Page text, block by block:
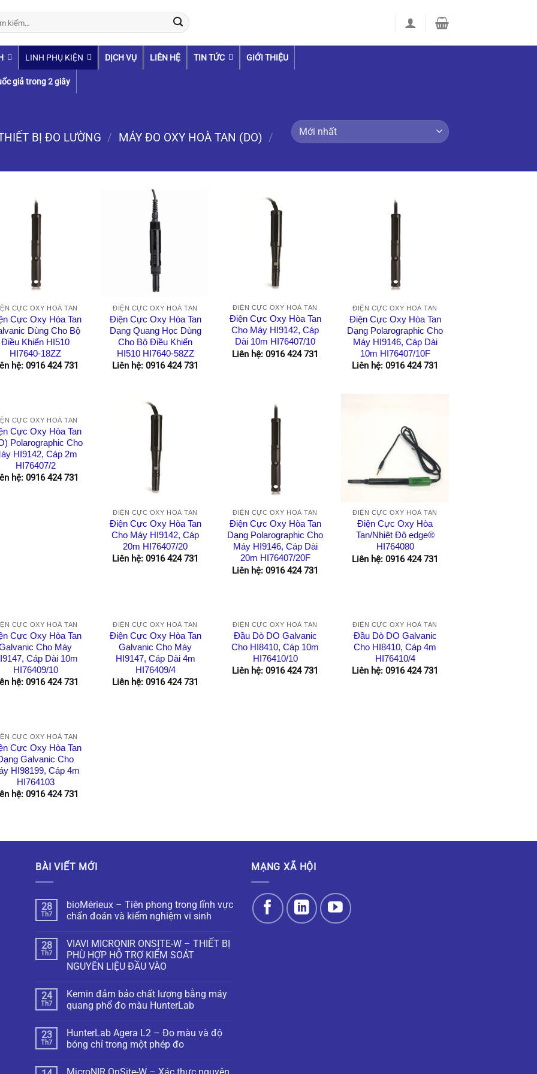
LINH PHỤ KIỆN DỊCH VỤ LIÊN HỆ TIN TỨC GIỚI THIỆU
giả trong 2 giây
BỊ ĐO LƯỜNG / MÁY ĐO OXY HOÀ TAN (DO) /
CỰC OXY HOÀ TAN
Cực Oxy Hòa Tan
Dùng Cho Bộ
Điều Khiển HI510
HI7640-18ZZ
hệ: 0916 424 731
ĐIỆN CỰC OXY HOÀ TAN
Điện Cực Oxy Hòa Tan
Dạng Quang Học Dùng
Cho Bộ Điều Khiển
HI510 HI7640-58ZZ
Liên hệ: 0916 424 731
ĐIỆN CỰC OXY HOÀ TAN
Điện Cực Oxy Hòa Tan
Cho Máy HI9142, Cáp
Dài 10m HI76407/10
Liên hệ: 0916 424 731
ĐIỆN CỰC OXY HOÀ TAN
Điện Cực Oxy Hòa Tan
Dạng Polarographic Cho
Máy HI9146, Cáp Dài
10m HI76407/10F
Liên hệ: 0916 424 731
CỰC OXY HOÀ TAN
Cực Oxy Hòa Tan
Polarographic Cho
HI9142, Cáp 2m
HI76407/2
hệ: 0916 424 731
ĐIỆN CỰC OXY HOÀ TAN
Điện Cực Oxy Hòa Tan
Cho Máy HI9142, Cáp
20m HI76407/20
Liên hệ: 0916 424 731
ĐIỆN CỰC OXY HOÀ TAN
Điện Cực Oxy Hòa Tan
Dạng Polarographic Cho
Máy HI9146, Cáp Dài
20m HI76407/20F
Liên hệ: 0916 424 731
ĐIỆN CỰC OXY HOÀ TAN
Điện Cực Oxy Hòa
Tan/Nhiệt Độ edge®
HI764080
Liên hệ: 0916 424 731
CỰC OXY HOÀ TAN
Cực Oxy Hòa Tan
Cho Máy
Cáp Dài 10m
HI76409/10
hệ: 0916 424 731
ĐIỆN CỰC OXY HOÀ TAN
Điện Cực Oxy Hòa Tan
Galvanic Cho Máy
HI9147, Cáp Dài 4m
HI76409/4
Liên hệ: 0916 424 731
ĐIỆN CỰC OXY HOÀ TAN
Đầu Dò DO Galvanic
Cho HI8410, Cáp 10m
HI76410/10
Liên hệ: 0916 424 731
ĐIỆN CỰC OXY HOÀ TAN
Đầu Dò DO Galvanic
Cho HI8410, Cáp 4m
HI76410/4
Liên hệ: 0916 424 731
CỰC OXY HOÀ TAN
Cực Oxy Hòa Tan
Galvanic Cho
HI98199, Cáp 4m
HI764103
hệ: 0916 424 731
BÀI VIẾT MỚI
28
Th7
bioMérieux – Tiên phong trong lĩnh vực
chẩn đoán và kiểm nghiệm vi sinh
28
Th7
VIAVI MICRONIR ONSITE-W – THIẾT BỊ
PHÙ HỢP HỖ TRỢ KIỂM SOÁT
NGUYÊN LIỆU ĐẦU VÀO
24
Th7
Kemin đảm bảo chất lượng bằng máy
quang phổ đo màu HunterLab
23
Th7
HunterLab Agera L2 – Đo màu và độ
bóng chỉ trong một phép đo
MicroNIR OnSite-W – Xác thực nguyên
MẠNG XÃ HỘI